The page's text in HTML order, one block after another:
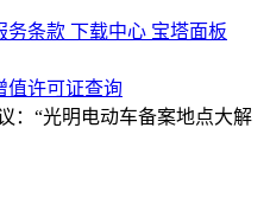
务条款 下载中心 宝塔面板
值许可证查询
：“光明电动车备案地点大解